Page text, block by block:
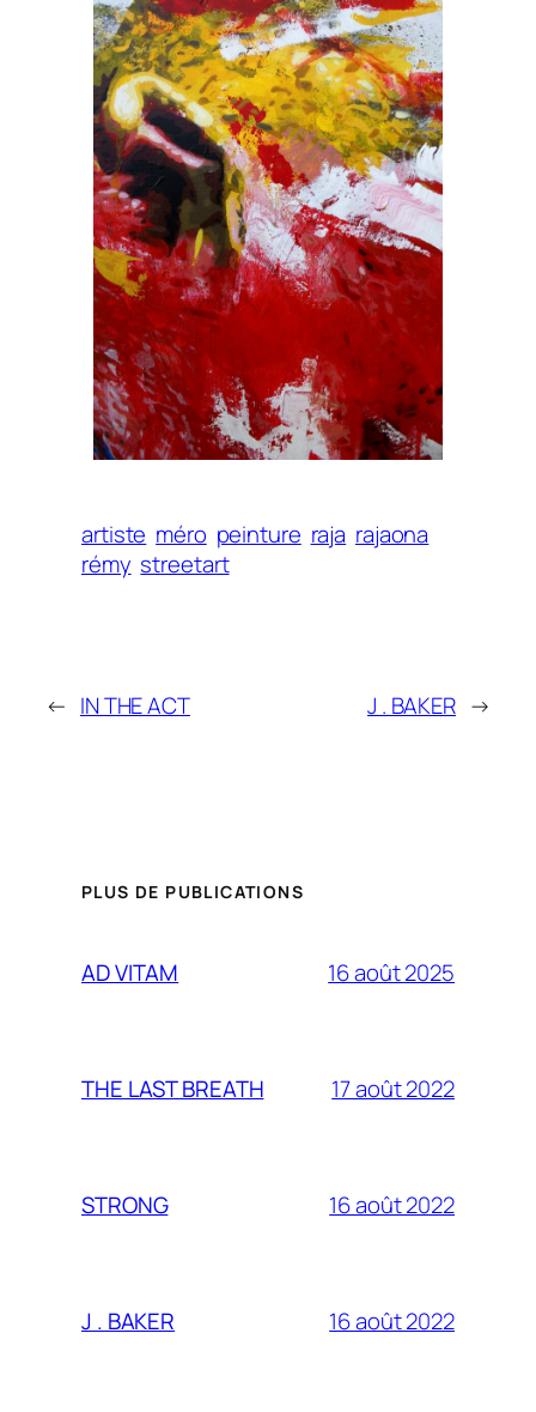
artiste méro peinture raja rajaona
rémy streetart
← IN THE ACT J . BAKER →
PLUS DE PUBLICATIONS
AD VITAM 16 août 2025
THE LAST BREATH 17 août 2022
STRONG 16 août 2022
J . BAKER 16 août 2022